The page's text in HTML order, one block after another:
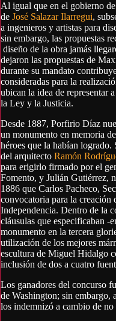
Al igual que en el gobierno
de José Salazar Ilarregui,
a ingenieros y artistas para
sin embargo, las propuestas
diseño de la obra jamás
dejaron las propuestas de
durante su mandato
consideradas para la
ubican la idea de representar
la Ley y la Justicia.
Desde 1887, Porfirio Díaz
un monumento en memoria
héroes que la habían
del arquitecto Ramón
para erigirlo firmado por el
Fomento, y Julián Gutiérrez,
1886 que Carlos Pacheco,
convocatoria para la creación
Independencia. Dentro de la
cláusulas que especificaban -
monumento en la tercera
utilización de los mejores
escultura de Miguel Hidalgo
inclusión de dos a cuatro
Los ganadores del concurso
de Washington; sin embargo,
los indemnizó a cambio de no